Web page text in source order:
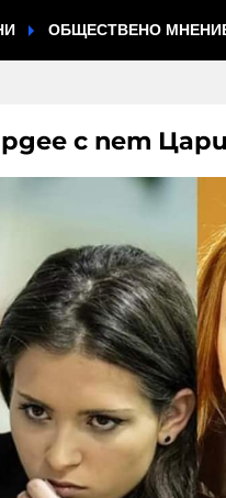
ОБЩЕСТВЕНО
с пет